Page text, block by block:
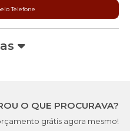
Telefone
O QUE PROCURAVA?
grátis agora mesmo!